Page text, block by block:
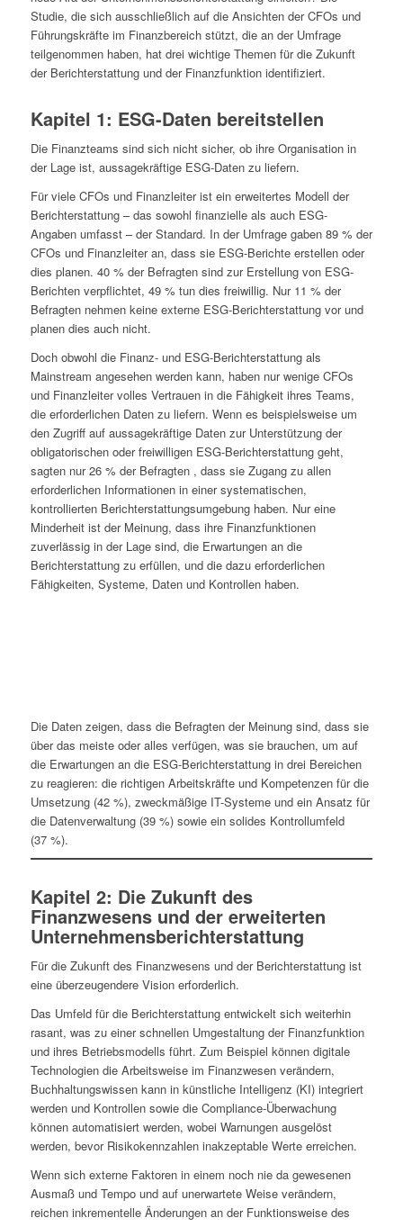
Studie, die sich ausschließlich auf die Ansichten der CFOs und
Führungskräfte im Finanzbereich stützt, die an der Umfrage
teilgenommen haben, hat drei wichtige Themen für die Zukunft
der Berichterstattung und der Finanzfunktion identifiziert.
Kapitel 1: ESG-Daten bereitstellen
Die Finanzteams sind sich nicht sicher, ob ihre Organisation in
der Lage ist, aussagekräftige ESG-Daten zu liefern.
Für viele CFOs und Finanzleiter ist ein erweitertes Modell der
Berichterstattung – das sowohl finanzielle als auch ESG-
Angaben umfasst – der Standard. In der Umfrage gaben 89 % der
CFOs und Finanzleiter an, dass sie ESG-Berichte erstellen oder
dies planen. 40 % der Befragten sind zur Erstellung von ESG-
Berichten verpflichtet, 49 % tun dies freiwillig. Nur 11 % der
Befragten nehmen keine externe ESG-Berichterstattung vor und
planen dies auch nicht.
Doch obwohl die Finanz- und ESG-Berichterstattung als
Mainstream angesehen werden kann, haben nur wenige CFOs
und Finanzleiter volles Vertrauen in die Fähigkeit ihres Teams,
die erforderlichen Daten zu liefern. Wenn es beispielsweise um
den Zugriff auf aussagekräftige Daten zur Unterstützung der
obligatorischen oder freiwilligen ESG-Berichterstattung geht,
sagten nur 26 % der Befragten , dass sie Zugang zu allen
erforderlichen Informationen in einer systematischen,
kontrollierten Berichterstattungsumgebung haben. Nur eine
Minderheit ist der Meinung, dass ihre Finanzfunktionen
zuverlässig in der Lage sind, die Erwartungen an die
Berichterstattung zu erfüllen, und die dazu erforderlichen
Fähigkeiten, Systeme, Daten und Kontrollen haben.
Die Daten zeigen, dass die Befragten der Meinung sind, dass sie
über das meiste oder alles verfügen, was sie brauchen, um auf
die Erwartungen an die ESG-Berichterstattung in drei Bereichen
zu reagieren: die richtigen Arbeitskräfte und Kompetenzen für die
Umsetzung (42 %), zweckmäßige IT-Systeme und ein Ansatz für
die Datenverwaltung (39 %) sowie ein solides Kontrollumfeld
(37 %).
Kapitel 2: Die Zukunft des
Finanzwesens und der erweiterten
Unternehmensberichterstattung
Für die Zukunft des Finanzwesens und der Berichterstattung ist
eine überzeugendere Vision erforderlich.
Das Umfeld für die Berichterstattung entwickelt sich weiterhin
rasant, was zu einer schnellen Umgestaltung der Finanzfunktion
und ihres Betriebsmodells führt. Zum Beispiel können digitale
Technologien die Arbeitsweise im Finanzwesen verändern,
Buchhaltungswissen kann in künstliche Intelligenz (KI) integriert
werden und Kontrollen sowie die Compliance-Überwachung
können automatisiert werden, wobei Warnungen ausgelöst
werden, bevor Risikokennzahlen inakzeptable Werte erreichen.
Wenn sich externe Faktoren in einem noch nie da gewesenen
Ausmaß und Tempo und auf unerwartete Weise verändern,
reichen inkrementelle Änderungen an der Funktionsweise des